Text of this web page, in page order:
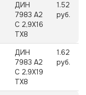
ДИН
7983 А2
C 2,9X16
TX8
1.52
руб.
ДИН
7983 А2
C 2,9X19
TX8
1.62
руб.